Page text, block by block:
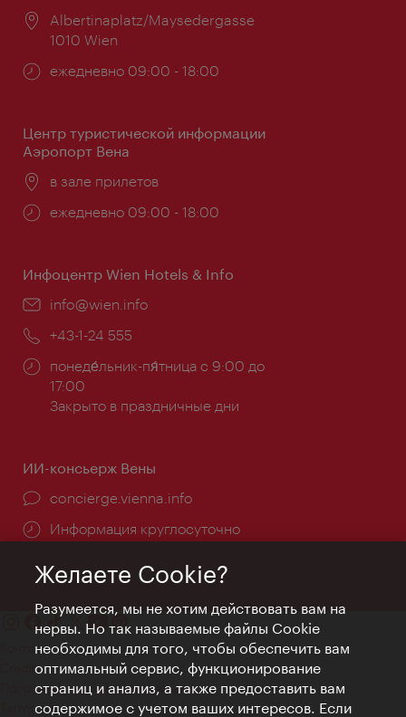
Расположение:
Albertinaplatz/Maysedergasse
1010 Wien
Часы
ежедневно 09:00 - 18:00
Центр туристической информации
Аэропорт Вена
Расположение:
в зале прилетов
Часы
ежедневно 09:00 - 18:00
Инфоцентр Wien Hotels & Info
Эл.
info@wien.info
Телефон:
+43-1-24 555
Часы
работы:
понеде́льник-пя́тница с 9:00 до
17:00
Закрыто в праздничные дни
ИИ-консьерж Вены
concierge.vienna.info
Информация круглосуточно
Контакт
Credits
Положение о конфиденциальности
Terms of Use
Желаете Cookie?
Разумеется, мы не хотим действовать вам на
нервы. Но так называемые файлы Cookie
необходимы для того, чтобы обеспечить вам
оптимальный сервис, функционирование
страниц и анализ, а также предоставить вам
содержимое с учетом ваших интересов. Если